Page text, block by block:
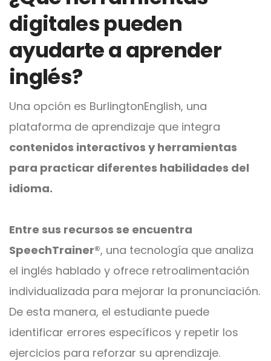
digitales pueden
ayudarte a aprender
inglés?
Una opción es BurlingtonEnglish, una
plataforma de aprendizaje que integra
contenidos interactivos y herramientas
para practicar diferentes habilidades del
idioma.
Entre sus recursos se encuentra
SpeechTrainer®, una tecnología que analiza
el inglés hablado y ofrece retroalimentación
individualizada para mejorar la pronunciación.
De esta manera, el estudiante puede
identificar errores específicos y repetir los
ejercicios para reforzar su aprendizaje.